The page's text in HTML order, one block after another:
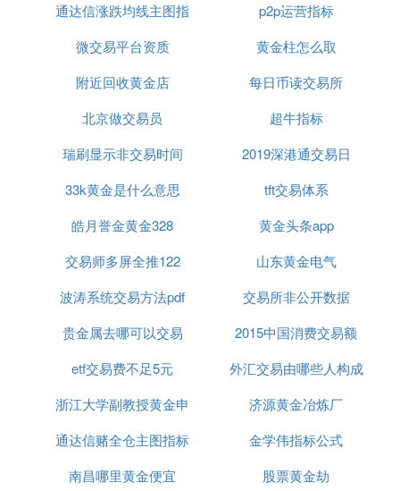
交易的心声(高清).pdf
交易赢家的心理优势(the winning trader).pdf
从亏损到赢利：股票、期货、
外汇实战总结.pdf
以交易为生完美版(操作生涯不是梦亚历山大·艾尔德
全脑交易.pdf
均线交易系统成功的关键.txt
外汇数学方法（英文版）.pdf
如何理解宏观经济运行的框架.doc
通达信涨跌均线主图指
标公式
p2p运营指标
微交易平台资质
黄金柱怎么取
附近回收黄金店
每日币读交易所
北京做交易员
超牛指标
瑞刷显示非交易时间
2019深港通交易日
33k黄金是什么意思
tft交易体系
皓月誉金黄金328
黄金头条app
交易师多屏全推122
山东黄金电气
波涛系统交易方法pdf
交易所非公开数据
贵金属去哪可以交易
2015中国消费交易额
etf交易费不足5元
外汇交易由哪些人构成
浙江大学副教授黄金申
济源黄金冶炼厂
通达信赌全仓主图指标
公式
金学伟指标公式
南昌哪里黄金便宜
股票黄金劫